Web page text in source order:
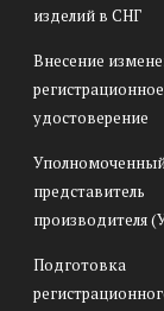
изделий в СНГ
Внесение
регистрационное
удостоверение
представитель
производителя
Подготовка